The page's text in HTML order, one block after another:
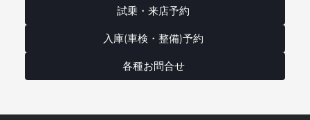
試乗・来店予約
入庫(車検・整備)予約
各種お問合せ